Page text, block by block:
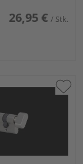
26,95 € / Stk.